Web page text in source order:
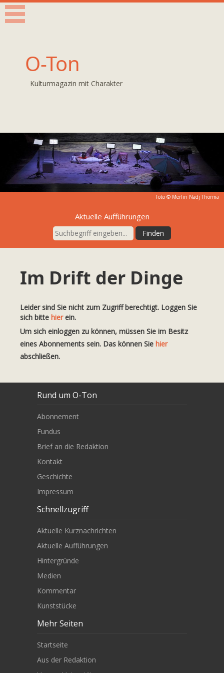
O-Ton
Kulturmagazin mit Charakter
Foto © Merlin Nadj Thorma
Aktuelle Aufführungen
Im Drift der Dinge
Leider sind Sie nicht zum Zugriff berechtigt. Loggen Sie
sich bitte hierein.
Um sich einloggen zu können, müssen Sie im Besitz
eines Abonnements sein. Das können Sie hier
abschließen.
Rund um O-Ton
Abonnement
Fundus
Brief an die Redaktion
Kontakt
Geschichte
Impressum
Schnellzugriff
Aktuelle Kurznachrichten
Aktuelle Aufführungen
Hintergründe
Medien
Kommentar
Kunststücke
Mehr Seiten
Startseite
Aus der Redaktion